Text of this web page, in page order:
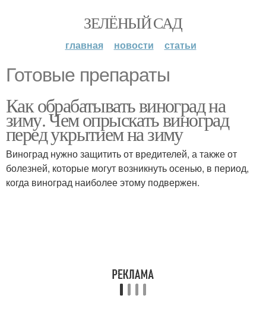
ЗЕЛЁНЫЙ САД
главная новости статьи
Готовые препараты
Как обрабатывать виноград на
зиму. Чем опрыскать виноград
перед укрытием на зиму
Виноград нужно защитить от вредителей, а также от
болезней, которые могут возникнуть осенью, в период,
когда виноград наиболее этому подвержен.